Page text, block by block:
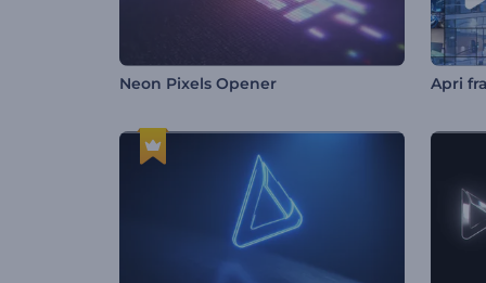
Neon Pixels Opener Apri